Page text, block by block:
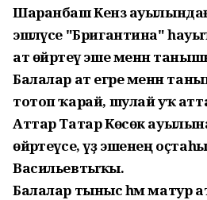
Шаранбаш Кенәз ауылындағы
эшләүсе "Бригантина"
ат өйрәтеү эше менән
Балалар ат егәре менән
тотоп ҡарай, шулай уҡ
Аттар Татар Көсөк
өйрәтеүсе, үҙ эшенең
Васильевтыҡы.
Балалар тыныс һәм матур